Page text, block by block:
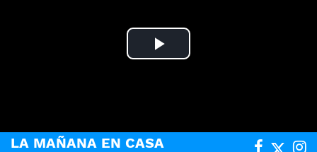
Play
LA MAÑANA EN CASA